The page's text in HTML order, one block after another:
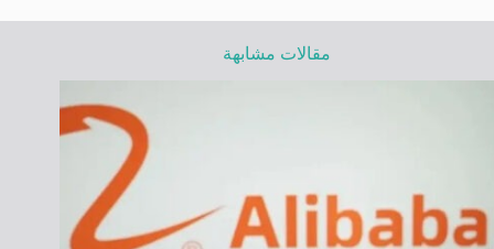
مقالات مشابهة